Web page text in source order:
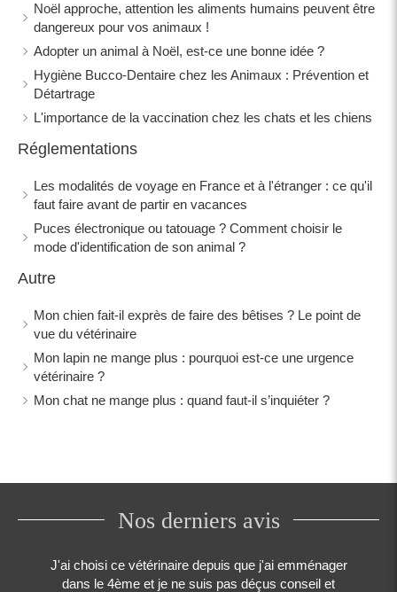
Noël approche, attention les aliments humains peuvent être
dangereux pour vos animaux !
Adopter un animal à Noël, est-ce une bonne idée ?
Hygiène Bucco-Dentaire chez les Animaux : Prévention et
Détartrage
L'importance de la vaccination chez les chats et les chiens
Réglementations
Les modalités de voyage en France et à l'étranger : ce qu'il
faut faire avant de partir en vacances
Puces électronique ou tatouage ? Comment choisir le
mode d'identification de son animal ?
Autre
Mon chien fait-il exprès de faire des bêtises ? Le point de
vue du vétérinaire
Mon lapin ne mange plus : pourquoi est-ce une urgence
vétérinaire ?
Mon chat ne mange plus : quand faut-il s’inquiéter ?
Nos derniers avis
Excellent vétérinaire , entouré d'une bonne équipe ,
toujours à l'écoute et disponible. On sent dans ce
J'ai choisi ce vétérinaire depuis que j'ai emménager
dans le 4ème et je ne suis pas déçus conseil et
Rendez-vous rapide , castration au top, super
rapport qualité prix merci à bientôt
Je suis allée chez le vétérinaire pour faire le vaccin
a mon chaton de 2 mois pour la première fois. Je ne
Un des meilleurs véto de Marseille qui prend le
temps quand cela est nécessaire et qui sait être
Très bon vétérinaire entouré d'une super équipe qui
s'occupe de mes animaux depuis quelques années
J'y suis allée pour le rappel de vaccin de mon chat.
L'accueil au top, le vétérinaire a pris le temps autant